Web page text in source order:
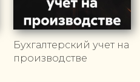
Бухгалтерский учет на
производстве